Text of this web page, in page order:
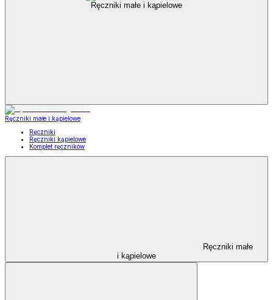
Ręczniki małe i kąpielowe
Ręczniki małe i kąpielowe
Ręczniki
Ręczniki kąpielowe
Komplet ręczników
Ręczniki małe
i kąpielowe